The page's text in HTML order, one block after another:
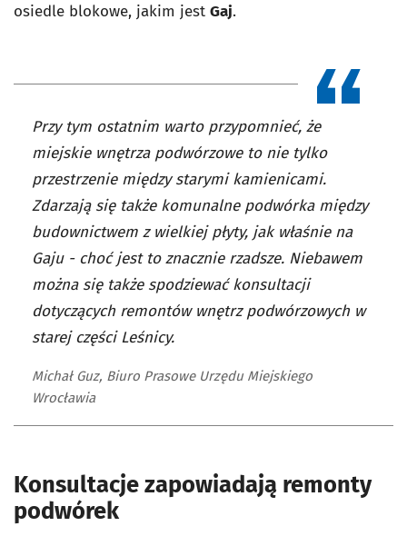
osiedle blokowe, jakim jest Gaj.
Przy tym ostatnim warto przypomnieć, że
miejskie wnętrza podwórzowe to nie tylko
przestrzenie między starymi kamienicami.
Zdarzają się także komunalne podwórka między
budownictwem z wielkiej płyty, jak właśnie na
Gaju - choć jest to znacznie rzadsze. Niebawem
można się także spodziewać konsultacji
dotyczących remontów wnętrz podwórzowych w
starej części Leśnicy.
Michał Guz, Biuro Prasowe Urzędu Miejskiego
Wrocławia
Konsultacje zapowiadają remonty
podwórek